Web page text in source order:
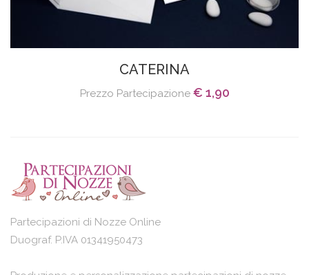
CATERINA
Prezzo Partecipazione € 1,90
Partecipazioni di Nozze Online
Duograf. P.IVA 01341950473